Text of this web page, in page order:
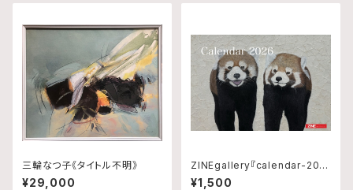
三輪なつ子《タイトル不明》
¥29,000
ZINEgallery『calendar-202
6』修正版
¥1,500